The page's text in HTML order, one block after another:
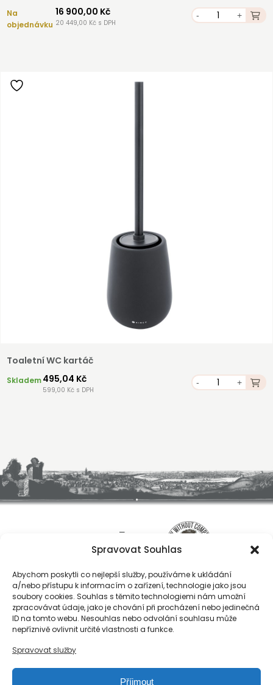
Spravovat Souhlas
Abychom poskytli co nejlepší služby, používáme k ukládání
a/nebo přístupu k informacím o zařízení, technologie jako jsou
soubory cookies. Souhlas s těmito technologiemi nám umožní
zpracovávat údaje, jako je chování při procházení nebo jedinečná
ID na tomto webu. Nesouhlas nebo odvolání souhlasu může
nepříznivě ovlivnit určité vlastnosti a funkce.
Spravovat služby
Příjmout
Na
objednávku
16 900,00 Kč
20 449,00 Kč s DPH
- +
Toaletní WC kartáč
Skladem495,04 Kč
599,00 Kč s DPH
- +
O nás